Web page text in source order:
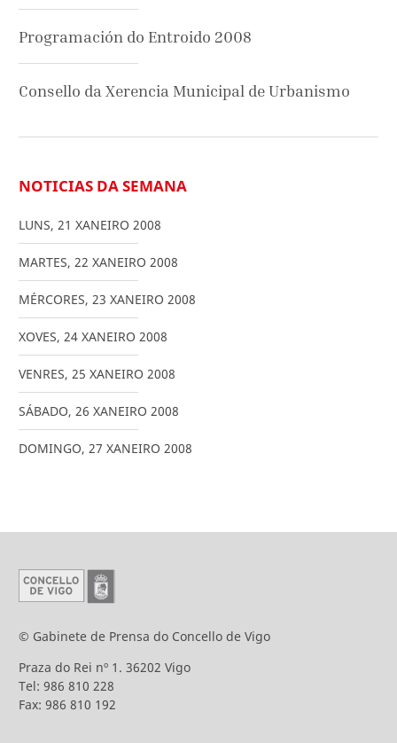
Programación do Entroido 2008
Consello da Xerencia Municipal de Urbanismo
NOTICIAS DA SEMANA
LUNS, 21 XANEIRO 2008
MARTES, 22 XANEIRO 2008
MÉRCORES, 23 XANEIRO 2008
XOVES, 24 XANEIRO 2008
VENRES, 25 XANEIRO 2008
SÁBADO, 26 XANEIRO 2008
DOMINGO, 27 XANEIRO 2008
© Gabinete de Prensa do Concello de Vigo
Praza do Rei nº 1. 36202 Vigo
Tel: 986 810 228
Fax: 986 810 192